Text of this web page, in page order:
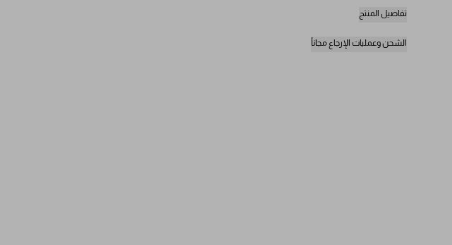
تفاصيل المنتج
الشحن وعمليات الإرجاع مجاناً